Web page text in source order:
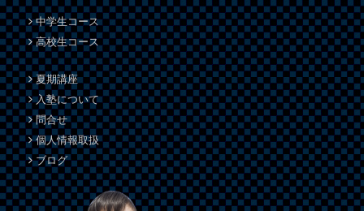
中学生コース
高校生コース
夏期講座
入塾について
問合せ
個人情報取扱
ブログ